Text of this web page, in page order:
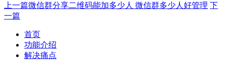
上一篇微信群分享二维码能加多少人 微信群多少人好管理 下
一篇
首页
功能介绍
解决痛点